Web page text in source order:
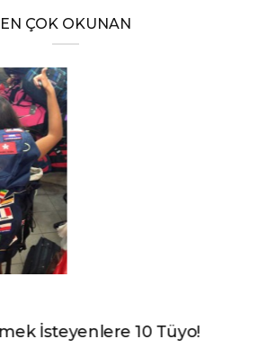
EN ÇOK OKUNAN
İsteyenlere 10 Tüyo!